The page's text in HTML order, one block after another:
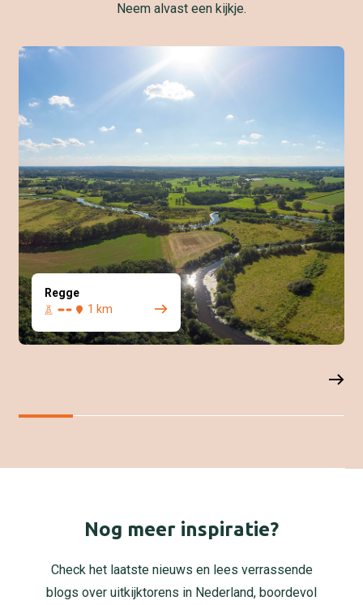
Neem alvast een kijkje.
Regge
1 km
Nog meer inspiratie?
Check het laatste nieuws en lees verrassende
blogs over uitkijktorens in Nederland, boordevol